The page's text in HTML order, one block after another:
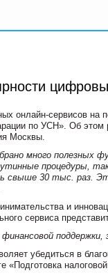
онлайн-сервисов на
по УСН». Об
Москвы.
много полезных
процедуры,
свыше 30 тыс. раз.
и
сервиса
поддержки,
убедиться в
«Подготовка